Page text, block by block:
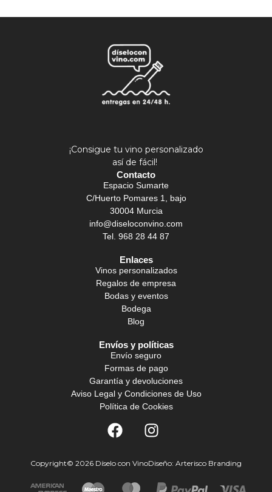
¡Consigue tu vino personalizado
así de fácil!
Contacto
Espacio Sumarte
C/Huerto Pomares 1, bajo
30004 Murcia
info@diseloconvino.com
Tel. 968 28 44 87
Enlaces
Vinos personalizados
Regalos de empresa
Bodas y eventos
Bodega
Blog
Envíos y políticas
Envío seguro
Formas de pago
Garantía y devoluciones
Aviso Legal y Condiciones de Uso
Política de Cookies
Copyright© 2026 Díselo con VinoDiseño: Arterisco Branding